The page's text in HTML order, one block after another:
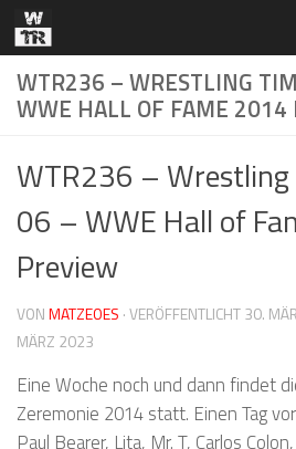
Zum Inhalt springen
WTR236 – WRESTLING
WWE HALL OF FAME 2014
WTR236 –
06 – WWE Hall of
Preview
VONMATZEOES · VERÖFFENTLICHT30.
MÄRZ 2023
Eine Woche noch und dann findet
Zeremonie 2014 statt. Einen Tag
Paul Bearer, Lita, Mr. T, Carlos